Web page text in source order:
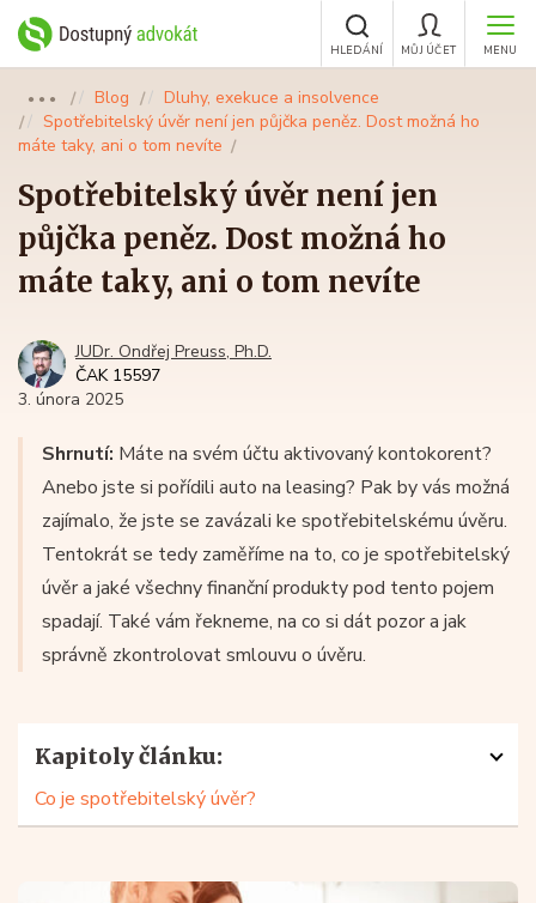
MENU
MŮJ ÚČET
HLEDÁNÍ
●●● Blog
Dluhy, exekuce a insolvence
Spotřebitelský úvěr není jen půjčka peněz. Dost možná ho
máte taky, ani o tom nevíte
Spotřebitelský úvěr není jen
půjčka peněz. Dost možná ho
máte taky, ani o tom nevíte
JUDr. Ondřej Preuss, Ph.D.
ČAK 15597
3. února 2025
Shrnutí: Máte na svém účtu aktivovaný kontokorent?
Anebo jste si pořídili auto na leasing? Pak by vás možná
zajímalo, že jste se zavázali ke spotřebitelskému úvěru.
Tentokrát se tedy zaměříme na to, co je spotřebitelský
úvěr a jaké všechny finanční produkty pod tento pojem
spadají. Také vám řekneme, na co si dát pozor a jak
správně zkontrolovat smlouvu o úvěru.
Kapitoly článku:
Co je spotřebitelský úvěr?